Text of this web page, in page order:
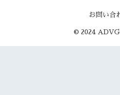
お問い合
© 2024